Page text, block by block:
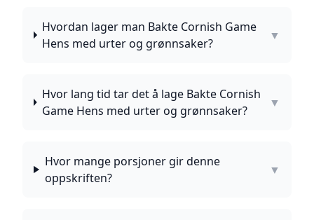
Hvordan lager man Bakte Cornish Game
Hens med urter og grønnsaker?
▼
Hvor lang tid tar det å lage Bakte Cornish
Game Hens med urter og grønnsaker?
▼
Hvor mange porsjoner gir denne
oppskriften?
▼